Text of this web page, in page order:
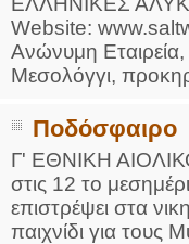
Website:
Ανώνυμη
Μεσολόγγι,
Ποδόσφαιρο
Γ' ΕΘΝΙΚΗ
στις 12 το
επιστρέψει στα
παιχνίδι για τους